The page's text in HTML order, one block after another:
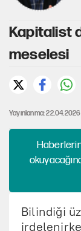
Kapitalist
meselesi
Yayınlanma:
Bilindiği